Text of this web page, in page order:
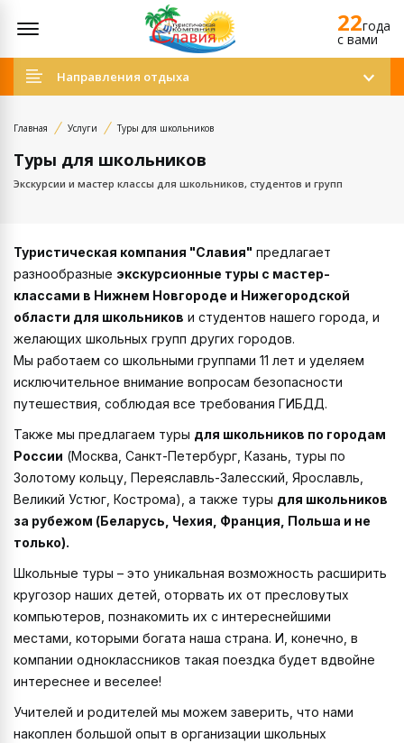
22года
c вами
Направления отдыха
Главная Услуги Туры для школьников
Туры для школьников
Экскурсии и мастер классы для школьников, студентов и групп
Туристическая компания "Славия" предлагает
разнообразные экскурсионные туры с мастер-
классами в Нижнем Новгороде и Нижегородской
области для школьников и студентов нашего города, и
желающих школьных групп других городов.
Мы работаем со школьными группами 11 лет и уделяем
исключительное внимание вопросам безопасности
путешествия, соблюдая все требования ГИБДД.
Также мы предлагаем туры для школьников по городам
России (Москва, Санкт-Петербург, Казань, туры по
Золотому кольцу, Переяславль-Залесский, Ярославль,
Великий Устюг, Кострома), а также туры для школьников
за рубежом (Беларусь, Чехия, Франция, Польша и не
только).
Школьные туры – это уникальная возможность расширить
кругозор наших детей, оторвать их от пресловутых
компьютеров, познакомить их с интереснейшими
местами, которыми богата наша страна. И, конечно, в
компании одноклассников такая поездка будет вдвойне
интереснее и веселее!
Учителей и родителей мы можем заверить, что нами
накоплен большой опыт в организации школьных